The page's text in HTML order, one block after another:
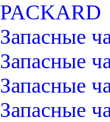
PACKARD
Запасные
Запасные
Запасные
Запасные